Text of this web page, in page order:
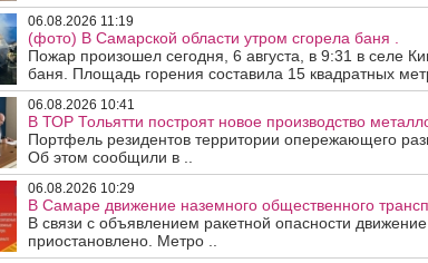
06.08.2026 11:19
(фото) В Самарской области утром сгорела баня .
Пожар произошел сегодня, 6 августа, в 9:31 в селе
баня. Площадь горения составила 15 квадратных
06.08.2026 10:41
В ТОР Тольятти построят новое производство
Портфель резидентов территории опережающего
Об этом сообщили в ..
06.08.2026 10:29
В Самаре движение наземного общественного
В связи с объявлением ракетной опасности
приостановлено. Метро ..